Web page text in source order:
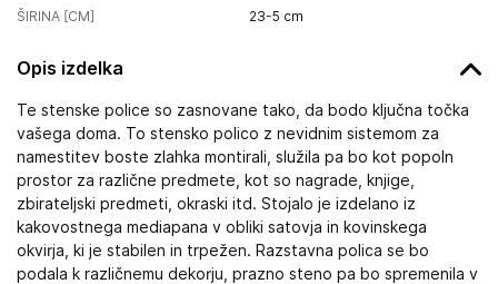
ŠIRINA [CM]
23-5 cm
Opis izdelka
Te stenske police so zasnovane tako, da bodo ključna točka
vašega doma. To stensko polico z nevidnim sistemom za
namestitev boste zlahka montirali, služila pa bo kot popoln
prostor za različne predmete, kot so nagrade, knjige,
zbirateljski predmeti, okraski itd. Stojalo je izdelano iz
kakovostnega mediapana v obliki satovja in kovinskega
okvirja, ki je stabilen in trpežen. Razstavna polica se bo
podala k različnemu dekorju, prazno steno pa bo spremenila v